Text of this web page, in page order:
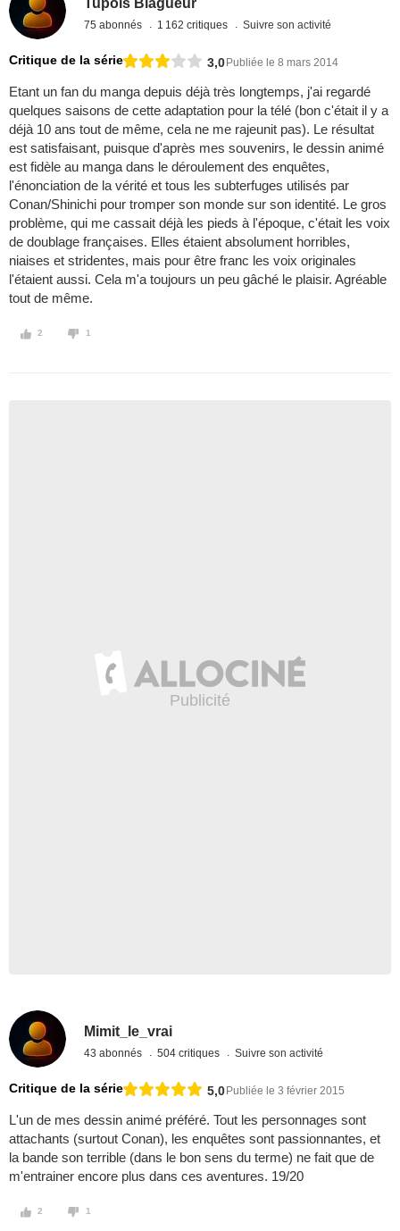
75 abonnés 1 162 critiques Suivre son activité
Critique de la série 3,0Publiée le 8 mars 2014
Etant un fan du manga depuis déjà très longtemps, j'ai regardé
quelques saisons de cette adaptation pour la télé (bon c'était il y a
déjà 10 ans tout de même, cela ne me rajeunit pas). Le résultat
est satisfaisant, puisque d'après mes souvenirs, le dessin animé
est fidèle au manga dans le déroulement des enquêtes,
l'énonciation de la vérité et tous les subterfuges utilisés par
Conan/Shinichi pour tromper son monde sur son identité. Le gros
problème, qui me cassait déjà les pieds à l'époque, c'était les voix
de doublage françaises. Elles étaient absolument horribles,
niaises et stridentes, mais pour être franc les voix originales
l'étaient aussi. Cela m'a toujours un peu gâché le plaisir. Agréable
tout de même.
2 1
Mimit_le_vrai
43 abonnés 504 critiques Suivre son activité
Critique de la série 5,0Publiée le 3 février 2015
L'un de mes dessin animé préféré. Tout les personnages sont
attachants (surtout Conan), les enquêtes sont passionnantes, et
la bande son terrible (dans le bon sens du terme) ne fait que de
m'entrainer encore plus dans ces aventures. 19/20
2 1